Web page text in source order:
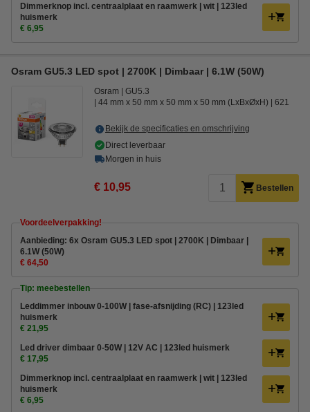
Dimmerknop incl. centraalplaat en raamwerk | wit | 123led
huismerk
€ 6,95
Osram GU5.3 LED spot | 2700K | Dimbaar | 6.1W (50W)
Osram
GU5.3
44 mm x 50 mm x 50 mm x 50 mm (LxBxØxH)
621
Bekijk de specificaties en omschrijving
Direct leverbaar
Morgen in huis
€ 10,95 Bestellen
Voordeelverpakking!
Aanbieding: 6x Osram GU5.3 LED spot | 2700K | Dimbaar |
6.1W (50W)
€ 64,50
Tip: meebestellen
Leddimmer inbouw 0-100W | fase-afsnijding (RC) | 123led
huismerk
€ 21,95
Led driver dimbaar 0-50W | 12V AC | 123led huismerk
€ 17,95
Dimmerknop incl. centraalplaat en raamwerk | wit | 123led
huismerk
€ 6,95